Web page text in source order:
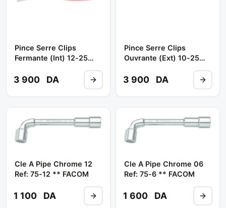
Pince Serre Clips
Fermante (int) 12-25
FACOM
3 900 DA
Pince Serre Clips
Ouvrante (ext) 10-25
FACOM
3 900 DA
Cle A Pipe Chrome 12
Ref: 75-12 ** FACOM
1 100 DA
Cle A Pipe Chrome 06
Ref: 75-6 ** FACOM
1 600 DA